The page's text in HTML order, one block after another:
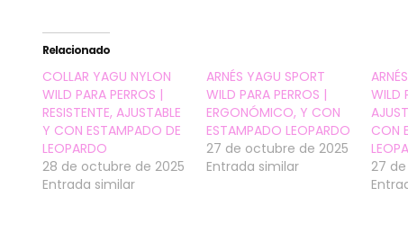
Relacionado
COLLAR YAGU NYLON
WILD PARA PERROS |
RESISTENTE, AJUSTABLE
Y CON ESTAMPADO DE
LEOPARDO
28 de octubre de 2025
Entrada similar
ARNÉS YAGU SPORT
WILD PARA PERROS |
ERGONÓMICO, Y CON
ESTAMPADO LEOPARDO
27 de octubre de 2025
Entrada similar
WILD
CON
27